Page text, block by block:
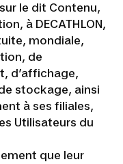
le dit Contenu,
à DECATHLON,
mondiale,
de
d’affichage,
stockage, ainsi
à ses filiales,
Utilisateurs du
que leur